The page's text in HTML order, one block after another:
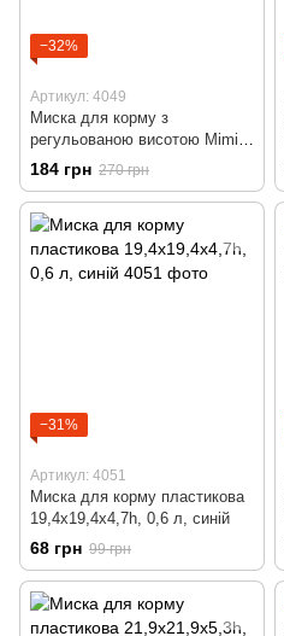
−32%
Артикул: 4049
Миска для корму з
регульованою висотою Mimi
19x19x10/13h, бузковий
184 грн 270 грн
−31%
Артикул: 4051
Миска для корму пластикова
19,4x19,4x4,7h, 0,6 л, синій
68 грн 99 грн